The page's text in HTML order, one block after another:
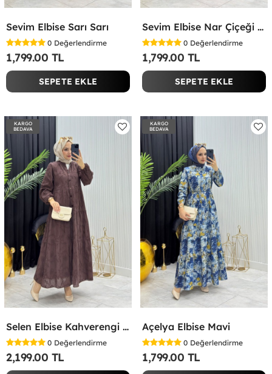
Sevim Elbise Sarı Sarı
0 Değerlendirme
1,799.00 TL
SEPETE EKLE
Sevim Elbise Nar Çiçeği Nar Çiçeği
0 Değerlendirme
1,799.00 TL
SEPETE EKLE
KARGO
BEDAVA
Selen Elbise Kahverengi Kahverengi
0 Değerlendirme
2,199.00 TL
KARGO
BEDAVA
Açelya Elbise Mavi
0 Değerlendirme
1,799.00 TL